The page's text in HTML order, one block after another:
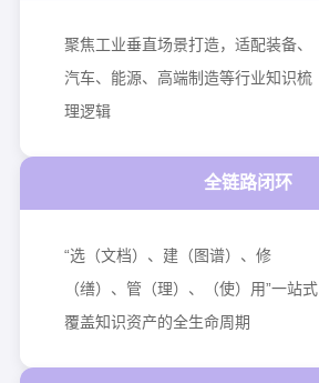
聚焦工业垂直场景打造，适配装备、
汽车、能源、高端制造等行业知识梳
理逻辑
全链路闭环
“选（文档）、建（图谱）、修
（缮）、管（理）、（使）用”一站式
覆盖知识资产的全生命周期